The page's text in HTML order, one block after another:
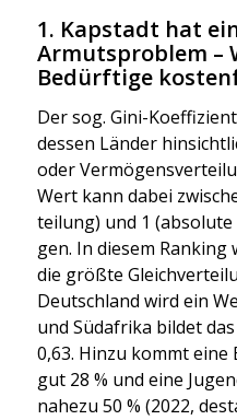
1. Kapstadt hat
Armutsproblem –
Bedürftige
Der sog. Gini-
des­sen Län­der
oder
Wert kann dabei
tei­lung) und 1
gen. In die­sem Ran­king
die größ­te
Deutsch­land wird ein
und Süd­afri­ka bil­det
0,63. Hin­zu kommt
gut 28 % und eine
nahe­zu 50 % (2022,